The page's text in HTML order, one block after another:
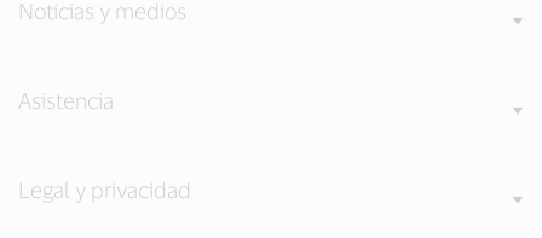
Noticias y medios
Asistencia
Legal y privacidad